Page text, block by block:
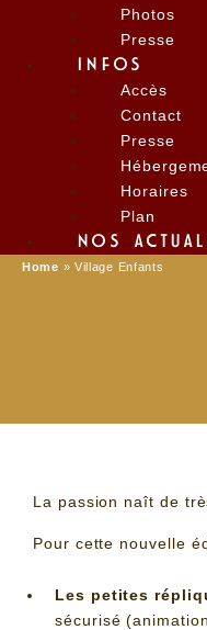
Photos
Presse
INFOS
Accès
Contact
Presse
Horaires
Plan
NOS
Home » Village Enfants
La passion naît de
Pour cette nouvelle
Les petites
sécurisé